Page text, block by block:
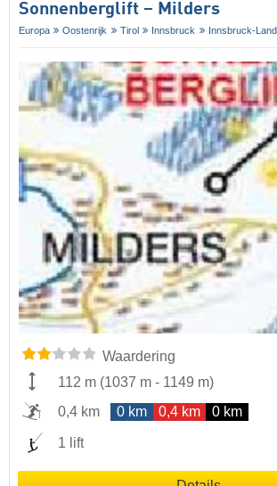
Sonnenberglift – Milders
Europa Oostenrijk Tirol Innsbruck Innsbruck-Land
Waardering
112 m (1037 m - 1149 m)
0,4 km
0 km 0,4 km 0 km
1 lift